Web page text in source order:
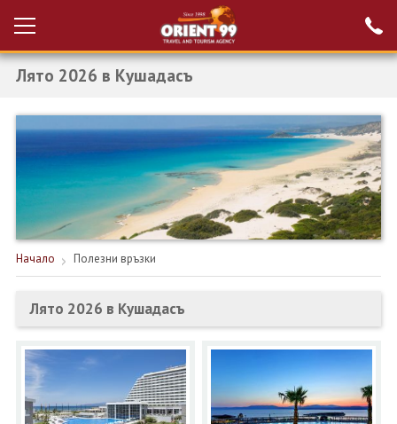
Вход за агенти
РАННИ ЗАПИСВАНИЯ ТУРЦИЯ
НОВА ГОДИНА ТУРЦИЯ
НОВА ГОДИНА
ПОЧИВКИ
КРУИЗИ
ЕКЗОТИКА
ЕКСКУРЗИИ
ОЩЕ
Лято 2026 в Кушадасъ
Начало Полезни връзки
Лято 2026 в Кушадасъ